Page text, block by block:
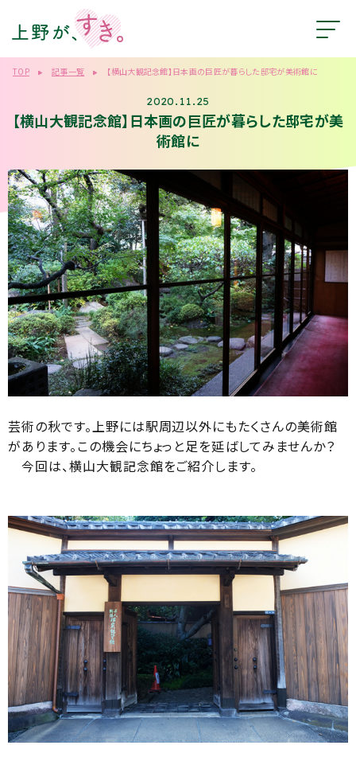
TOP 記事一覧 【横山大観記念館】日本画の巨匠が暮らした邸宅が美術館に
2020.11.25
【横山大観記念館】日本画の巨匠が暮らした邸宅が美
術館に
芸術の秋です。上野には駅周辺以外にもたくさんの美術館
があります。この機会にちょっと足を延ばしてみませんか？
今回は、横山大観記念館をご紹介します。